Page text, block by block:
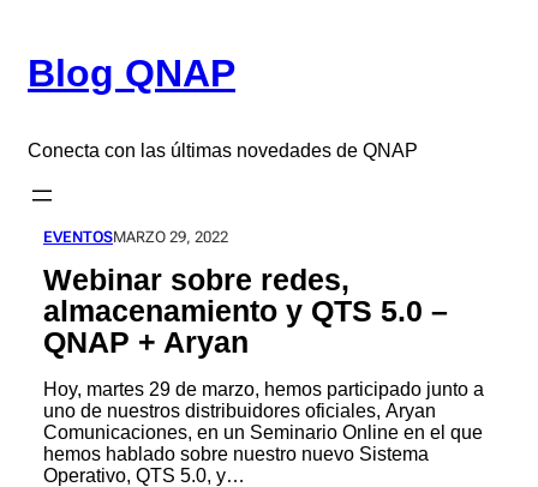
contenido
Blog QNAP
Conecta con las últimas novedades de QNAP
EVENTOSMARZO 29, 2022
Webinar sobre redes,
almacenamiento y QTS 5.0 –
QNAP + Aryan
Hoy, martes 29 de marzo, hemos participado junto a
uno de nuestros distribuidores oficiales, Aryan
Comunicaciones, en un Seminario Online en el que
hemos hablado sobre nuestro nuevo Sistema
Operativo, QTS 5.0, y…